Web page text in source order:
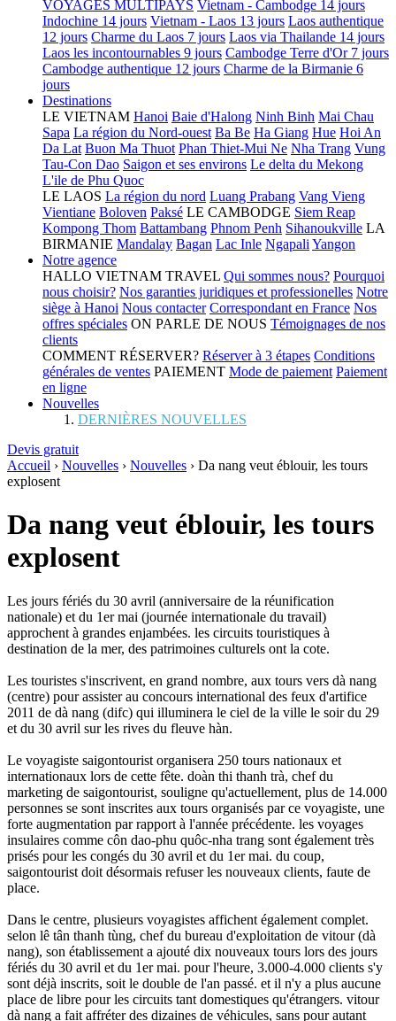
VOYAGES MULTIPAYS Vietnam - Cambodge 14 jours
Indochine 14 jours Vietnam - Laos 13 jours Laos authentique
12 jours Charme du Laos 7 jours Laos via Thailande 14 jours
Laos les incontournables 9 jours Cambodge Terre d'Or 7 jours
Cambodge authentique 12 jours Charme de la Birmanie 6
jours
Destinations
LE VIETNAM Hanoi Baie d'Halong Ninh Binh Mai Chau
Sapa La région du Nord-ouest Ba Be Ha Giang Hue Hoi An
Da Lat Buon Ma Thuot Phan Thiet-Mui Ne Nha Trang Vung
Tau-Con Dao Saigon et ses environs Le delta du Mekong
L'ile de Phu Quoc
LE LAOS La région du nord Luang Prabang Vang Vieng
Vientiane Boloven Paksé LE CAMBODGE Siem Reap
Kompong Thom Battambang Phnom Penh Sihanoukville LA
BIRMANIE Mandalay Bagan Lac Inle Ngapali Yangon
Notre agence
HALLO VIETNAM TRAVEL Qui sommes nous? Pourquoi
nous choisir? Nos garanties juridiques et professionelles Notre
siège à Hanoi Nous contacter Correspondant en France Nos
offres spéciales ON PARLE DE NOUS Témoignages de nos
clients
COMMENT RÉSERVER? Réserver à 3 étapes Conditions
générales de ventes PAIEMENT Mode de paiement Paiement
en ligne
Nouvelles
DERNIÈRES NOUVELLES
Devis gratuit
Accueil › Nouvelles › Nouvelles › Da nang veut éblouir, les tours
explosent
Da nang veut éblouir, les tours
explosent
Les jours fériés du 30 avril (anniversaire de la réunification
nationale) et du 1er mai (journée internationale du travail)
approchent à grandes enjambées. les circuits touristiques à
destination de la mer, des patrimoines culturels ont la cote.
Les touristes s'inscrivent, en grand nombre, aux tours vers dà nang
(centre) pour assister au concours international des feux d'artifice
2011 de dà nang (difc) qui illuminera le ciel de la ville le soir du 29
et du 30 avril sur les rives du fleuve hàn.
Le voyagiste saigontourist organisera 250 tours nationaux et
internationaux lors de cette fête. doàn thi thanh trà, chef du
marketing de saigontourist, souligne qu'actuellement, plus de 14.000
personnes se sont inscrites aux tours organisés par ce voyagiste, une
forte augmentation par rapport à l'année précédente. les voyages
insulaires comme côn dao-phu quôc-nha trang sont également très
prisés pour les congés du 30 avril et du 1er mai. du coup,
saigontourist doit désormais refuser les nouveaux clients, faute de
place.
Dans le centre, plusieurs voyagistes affichent également complet.
selon lê tân thanh tùng, chef du bureau d'exploitation de vitour (dà
nang), son établissement a ajouté dix nouveaux tours lors des jours
fériés du 30 avril et du 1er mai. pour l'heure, 3.000-4.000 clients s'y
sont déjà inscrits, soit le double de l'an passé. et il n'y a plus aucune
place de libre pour les circuits tant domestiques qu'étrangers. vitour
dà nang a fait affréter des dizaines de véhicules, sans pour autant